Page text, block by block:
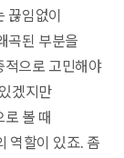
끊임없이
곡된 부분을
적으로 고민해야
겠지만
볼 때
역할이 있죠. 좀